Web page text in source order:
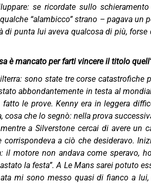
se ricordate sullo
“alambicco” strano – pagava un
punta lui aveva qualcosa di più,
è mancato per farti vincere il titolo
sono state tre corse
abbondantemente in testa al
le prove. Kenny era in leggera
cosa che lo segnò: nella prova
a Silverstone cercai di avere un
a ciò che desideravo.
motore non andava come speravo,
la festa”. A Le Mans sarei potuto
mi sono messo quasi di fianco a